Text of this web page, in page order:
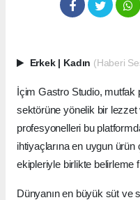
Erkek | Kadın (Haberi
İçim Gastro Studio, mutfak
sektörüne yönelik bir
profesyonelleri bu
ihtiyaçlarına en uygun
ekipleriyle birlikte belirleme
Dünyanın en büyük süt ve